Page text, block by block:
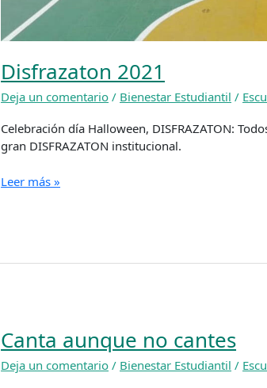
Disfrazaton 2021
Deja un comentario / Bienestar Estudiantil /
Celebración día Halloween, DISFRAZATON:
gran DISFRAZATON institucional.
Leer más »
Canta aunque no cantes
Deja un comentario / Bienestar Estudiantil /
Canta
aunque
no